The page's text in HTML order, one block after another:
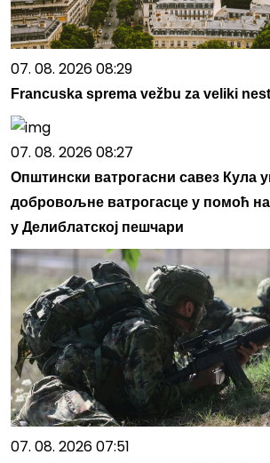
07. 08. 2026 08:29
Francuska sprema vežbu za veliki
07. 08. 2026 08:27
Општински ватрогасни савез Кула
добровољне ватрогасце у помоћ
у Делиблатској пешчари
07. 08. 2026 07:51